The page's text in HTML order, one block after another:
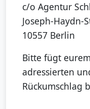
c/o Agentur
Joseph-Haydn-
10557 Berlin
Bitte fügt
adressierten
Rückumschlag